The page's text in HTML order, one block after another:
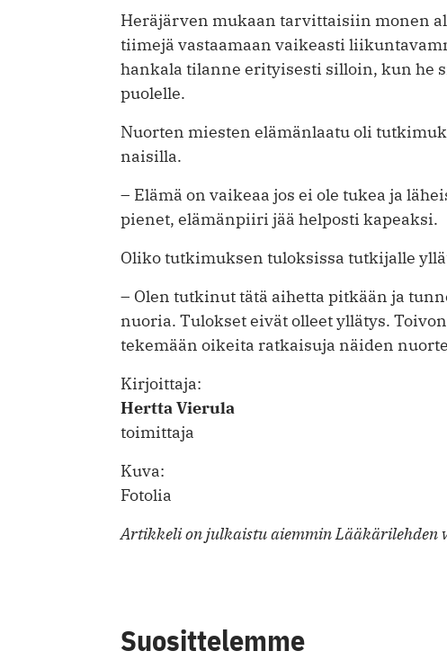
Heräjärven mukaan tarvittaisiin monen
tiimejä vastaamaan vaikeasti
hankala tilanne erityisesti silloin, kun he
puolelle.
Nuorten miesten elämänlaatu oli
naisilla.
– Elämä on vaikeaa jos ei ole tukea ja
pienet, elämänpiiri jää helposti kapeaksi.
Oliko tutkimuksen tuloksissa tutkijalle
– Olen tutkinut tätä aihetta pitkään ja
nuoria. Tulokset eivät olleet yllätys.
tekemään oikeita ratkaisuja näiden
Kirjoittaja:
Hertta Vierula
toimittaja
Kuva:
Fotolia
Artikkeli on julkaistu aiemmin Lääkärilehden
Suosittelemme